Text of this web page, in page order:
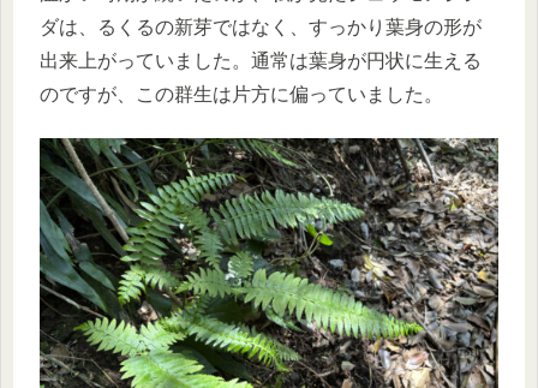
ダは、るくるの新芽ではなく、すっかり葉身の形が
出来上がっていました。通常は葉身が円状に生える
のですが、この群生は片方に偏っていました。